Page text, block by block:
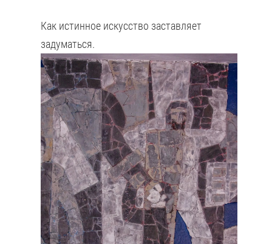
Как истинное искусство заставляет
задуматься.